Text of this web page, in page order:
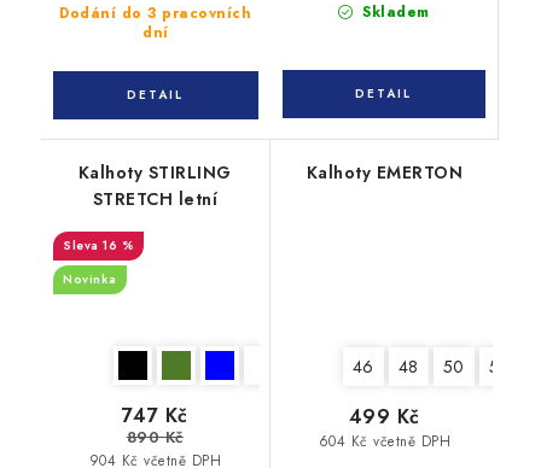
Dodání do 3 pracovních
dní
Skladem
Kalhoty STIRLING
STRETCH letní
16 %
Novinka
904 Kč včetně DPH
747 Kč
890 Kč
Kalhoty EMERTON
46 48 50 52
604 Kč včetně DPH
499 Kč